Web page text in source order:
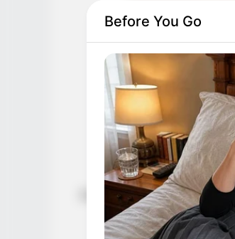
Zutaten
Before You Go